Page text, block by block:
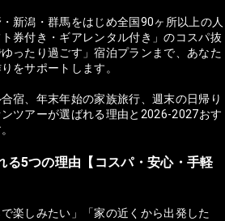
新潟・群馬をはじめ全国90ヶ所以上の人
券付き・ギアレンタル付き」のコスパ抜
ったり過ごす」宿泊プランまで、あなた
をサポートします。
宿、年末年始の家族旅行、週末の日帰り
ツアーが選ばれる理由と2026-2027おす
る5つの理由【コスパ・安心・手軽
楽しみたい」「家の近くから出発した